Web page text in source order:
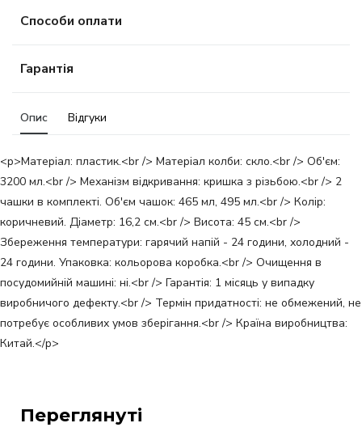
Способи оплати
Гарантія
Опис Відгуки
<p>Матеріал: пластик.<br /> Матеріал колби: скло.<br /> Об'єм:
3200 мл.<br /> Механізм відкривання: кришка з різьбою.<br /> 2
чашки в комплекті. Об'єм чашок: 465 мл, 495 мл.<br /> Колір:
коричневий. Діаметр: 16,2 см.<br /> Висота: 45 см.<br />
Збереження температури: гарячий напій - 24 години, холодний -
24 години. Упаковка: кольорова коробка.<br /> Очищення в
посудомийній машині: ні.<br /> Гарантія: 1 місяць у випадку
виробничого дефекту.<br /> Термін придатності: не обмежений, не
потребує особливих умов зберігання.<br /> Країна виробництва:
Китай.</p>
Переглянуті